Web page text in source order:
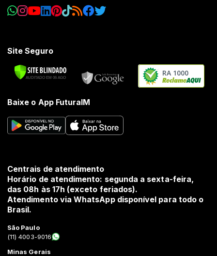
Site Seguro
RA 1000
Baixe o App FuturaIM
Centrais de atendimento
Horário de atendimento: segunda a sexta-feira,
das 08h às 17h (exceto feriados).
Atendimento via WhatsApp disponível para todo o
Brasil.
São Paulo
(11) 4003-9016
Minas Gerais